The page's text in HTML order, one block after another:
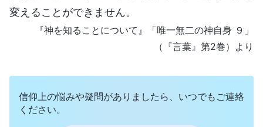
変えることができません。
『神を知ることについて』「唯一無二の神自身 ９」
（『言葉』第2巻）より
信仰上の悩みや疑問がありましたら、いつでもご連絡
ください。